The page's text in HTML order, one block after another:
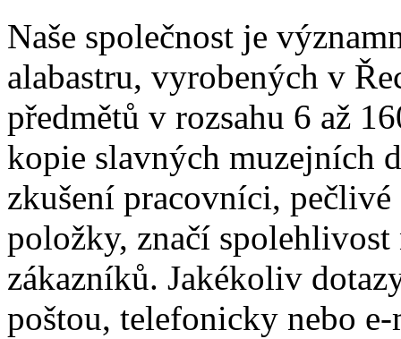
Naše společnost je
alabastru, vyrobených v
předmětů v rozsahu 6 až
kopie slavných muzejních
zkušení pracovníci,
položky, značí spolehlivost
zákazníků. Jakékoliv
poštou, telefonicky nebo